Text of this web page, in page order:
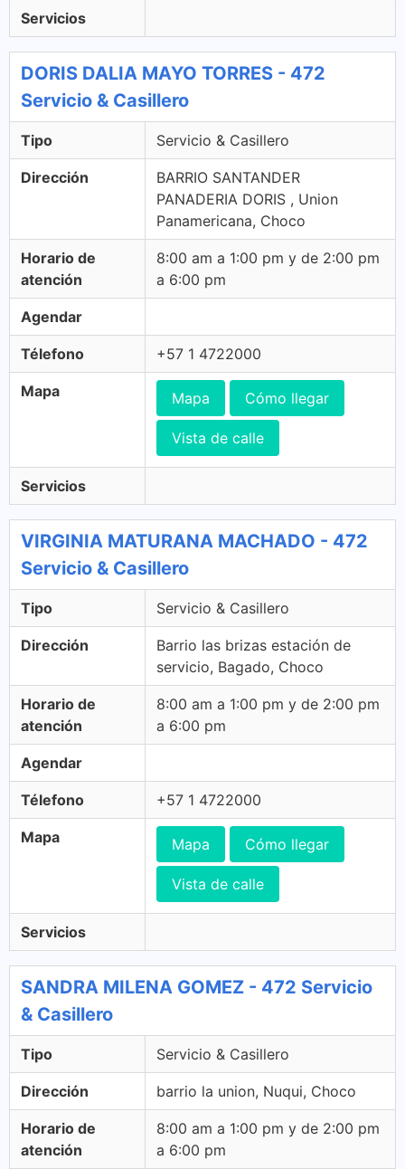
Servicios
DORIS DALIA MAYO TORRES - 472
Servicio & Casillero
Tipo Servicio & Casillero
Dirección
BARRIO SANTANDER
PANADERIA DORIS , Union
Panamericana, Choco
Horario de
atención
8:00 am a 1:00 pm y de 2:00 pm
a 6:00 pm
Agendar
Télefono +57 1 4722000
Mapa Mapa Cómo llegar
Vista de calle
Servicios
VIRGINIA MATURANA MACHADO - 472
Servicio & Casillero
Tipo Servicio & Casillero
Dirección
Barrio las brizas estación de
servicio, Bagado, Choco
Horario de
atención
8:00 am a 1:00 pm y de 2:00 pm
a 6:00 pm
Agendar
Télefono +57 1 4722000
Mapa Mapa Cómo llegar
Vista de calle
Servicios
SANDRA MILENA GOMEZ - 472 Servicio
& Casillero
Tipo Servicio & Casillero
Dirección barrio la union, Nuqui, Choco
Horario de
atención
8:00 am a 1:00 pm y de 2:00 pm
a 6:00 pm